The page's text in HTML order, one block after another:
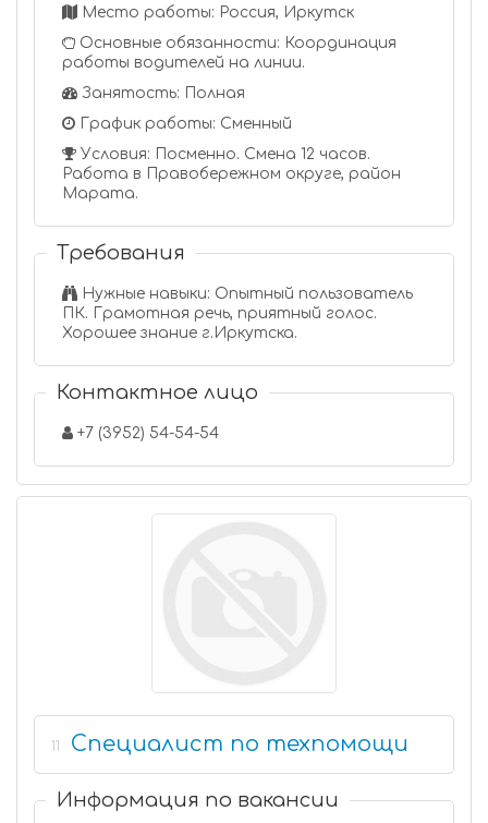
Место работы: Россия, Иркутск
Основные обязанности: Координация
работы водителей на линии.
Занятость: Полная
График работы: Сменный
Условия: Посменно. Смена 12 часов.
Работа в Правобережном округе, район
Марата.
Требования
Нужные навыки: Опытный пользователь
ПК. Грамотная речь, приятный голос.
Хорошее знание г.Иркутска.
Контактное лицо
+7 (3952) 54-54-54
11 Специалист по техпомощи
Информация по вакансии